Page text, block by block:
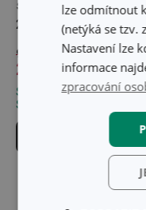
sklenice DELLA
200 a 350 ml, 6 ks
96 Kč
29 Kč
Skladem v e-shopu
Skladem v 89 prodejnách
lze odmítnout
(netýká se tzv.
Nastavení lze
informace
zpracování